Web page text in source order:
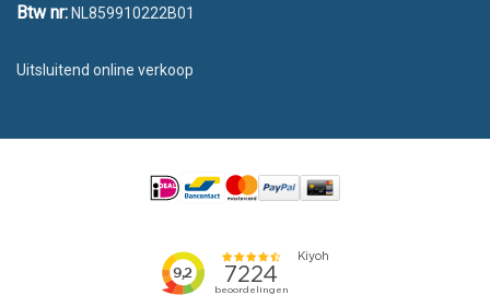
Btw nr: NL859910222B01
Uitsluitend online verkoop